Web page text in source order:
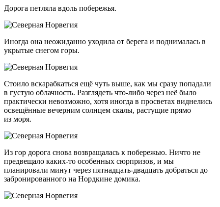
Дорога петляла вдоль побережья.
Иногда она неожиданно уходила от берега и поднималась в
укрытые снегом горы.
Стоило вскарабкаться ещё чуть выше, как мы сразу попадали
в густую облачность. Разглядеть что-либо через неё было
практически невозможно, хотя иногда в просветах виднелись
освещённые вечерним солнцем скалы, растущие прямо
из моря.
Из гор дорога снова возвращалась к побережью. Ничто не
предвещало каких-то особенных сюрпризов, и мы
планировали минут через пятнадцать-двадцать добраться до
забронированного на Нордкине домика.